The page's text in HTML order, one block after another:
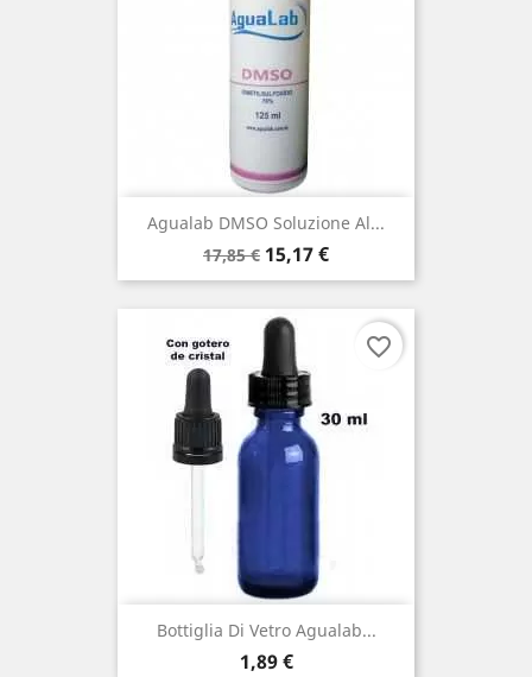
Agualab DMSO Soluzione Al...
Prezzo
base
17,85 € Prezzo
15,17 €
Bottiglia Di Vetro Agualab...
Prezzo
1,89 €
favorite_border